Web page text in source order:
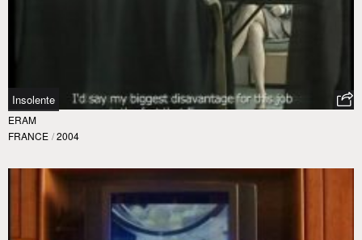
Insolente
ERAM
FRANCE / 2004